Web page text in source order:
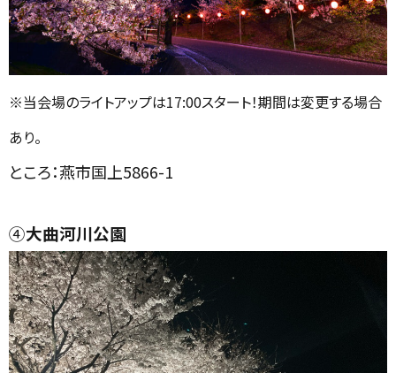
※当会場のライトアップは17:00スタート！期間は変更する場合
あり。
ところ：燕市国上5866-1
④大曲河川公園